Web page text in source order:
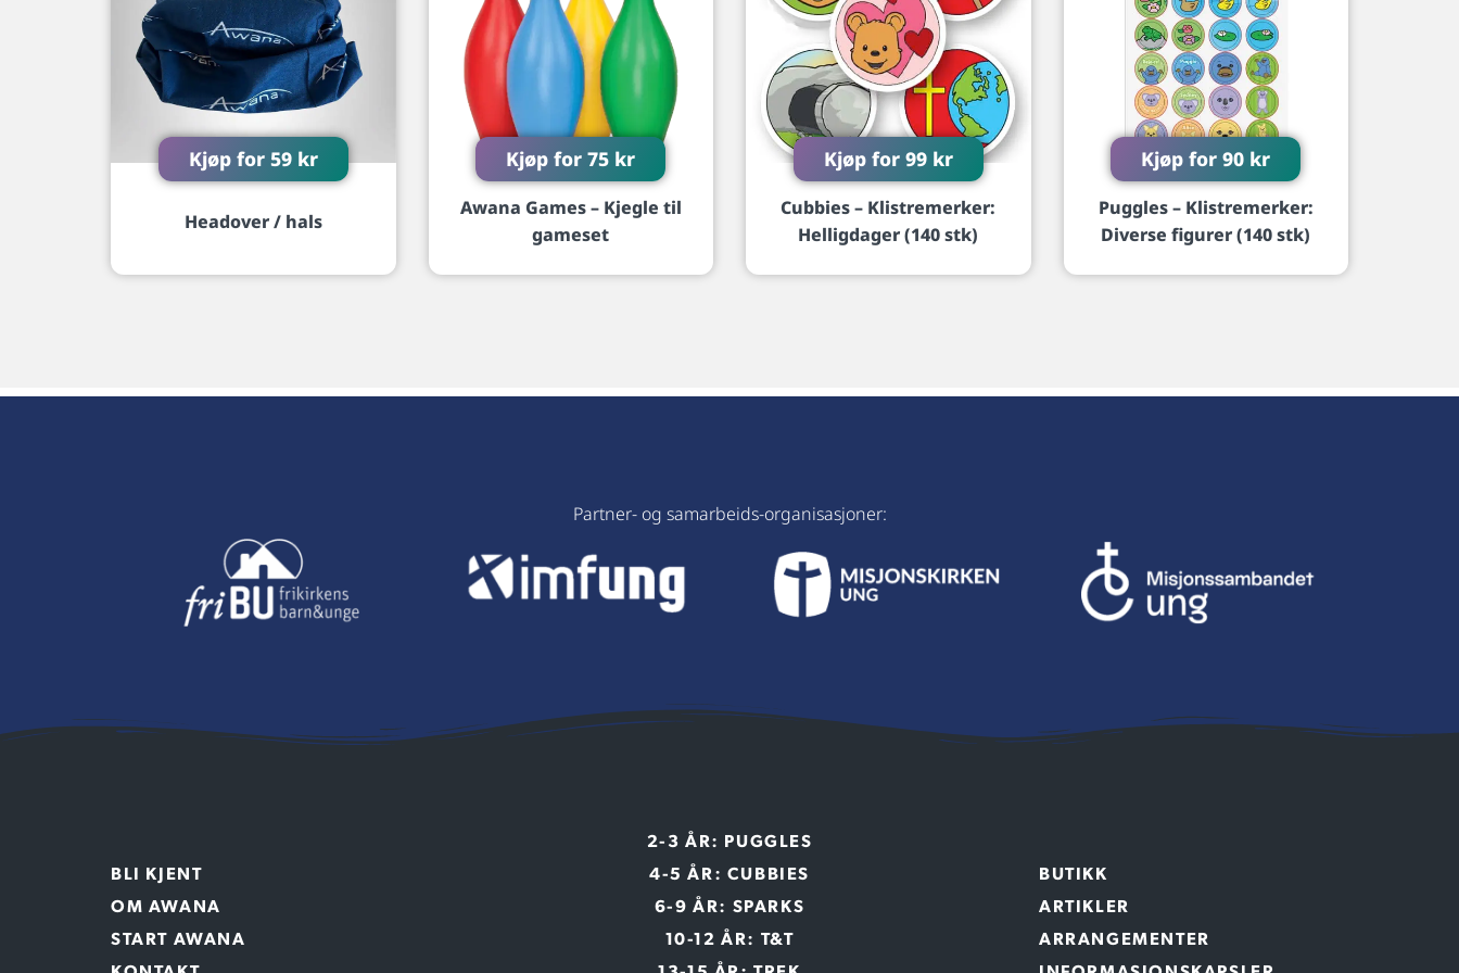
Kjøp for 59 kr
Headover / hals
Kjøp for75 kr
Awana Games – Kjegle til
gameset
Kjøp for 99 kr
Cubbies – Klistremerker:
Helligdager (140 stk)
Kjøp for90 kr
Puggles – Klistremerker:
Diverse figurer (140 stk)
Partner- og samarbeids-organisasjoner:
BLI KJENT
OM AWANA
START AWANA
2-3 ÅR: PUGGLES
4-5 ÅR: CUBBIES
6-9 ÅR: SPARKS
10-12 ÅR: T&T
BUTIKK
ARTIKLER
ARRANGEMENTER